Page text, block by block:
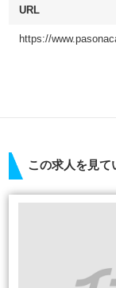
URL
https://
この求人を見て